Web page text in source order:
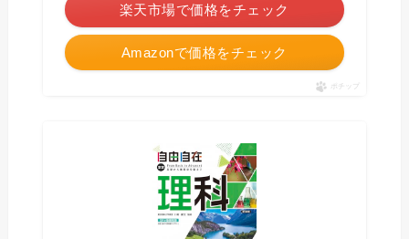
Amazonで価格をチェック
楽天市場で価格をチェック
ポチップ